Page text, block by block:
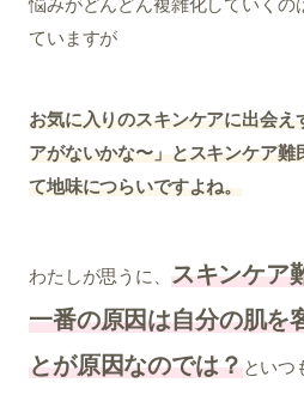
悩みがどんどん複雑化していくの
ていますが
お気に入りのスキンケアに出会え
アがないかな〜」とスキンケア難
て地味につらいですよね。
わたしが思うに、 スキンケア
一番の原因は自分の肌を
とが原因なのでは？といつ